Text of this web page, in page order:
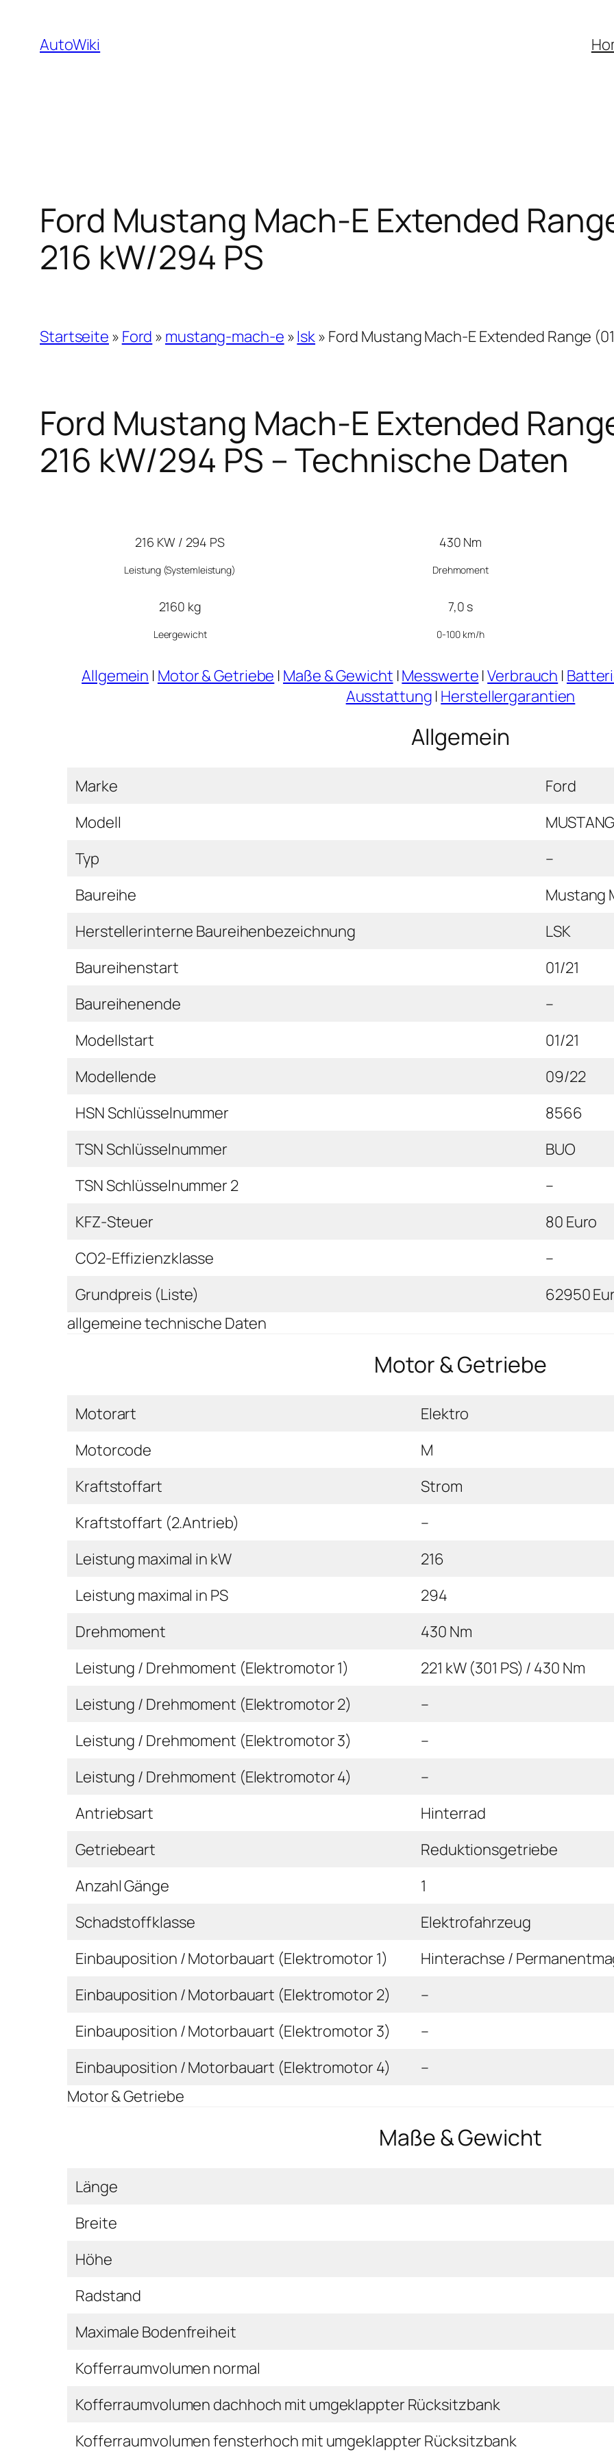
Inhalt
springen
AutoWiki
Ford Mustang Mach-E Extended
216 kW/294 PS
Startseite » Ford » mustang-mach-e »lsk» Ford Mustang Mach-E Extended Range
Ford Mustang Mach-E Extended
216 kW/294 PS – Technische Daten
216 KW / 294 PS
Leistung(Systemleistung)
430 Nm
Drehmoment
2160 kg
Leergewicht
7,0 s
0-100 km/h
Allgemein | Motor & Getriebe | Maße & Gewicht |Messwerte |Verbrauch |
Ausstattung | Herstellergarantien
Allgemein
Marke
Ford
Modell
Typ
–
Baureihe
Mustang
Herstellerinterne Baureihenbezeichnung
LSK
Baureihenstart
01/21
Baureihenende
–
Modellstart
01/21
Modellende
09/22
HSN Schlüsselnummer
8566
TSN Schlüsselnummer
BUO
TSN Schlüsselnummer 2
–
KFZ-Steuer
80 Euro
CO2-Effizienzklasse
–
Grundpreis (Liste)
62950
allgemeine technische Daten
Motor & Getriebe
Motorart
Elektro
Motorcode
M
Kraftstoffart
Strom
Kraftstoffart (2.Antrieb)
–
Leistung maximal in kW
216
Leistung maximal in PS
294
Drehmoment
430 Nm
Leistung / Drehmoment (Elektromotor 1)
221 kW (301 PS) / 430 Nm
Leistung / Drehmoment (Elektromotor 2)
–
Leistung / Drehmoment (Elektromotor 3)
–
Leistung / Drehmoment (Elektromotor 4)
–
Antriebsart
Hinterrad
Getriebeart
Reduktionsgetriebe
Anzahl Gänge
1
Schadstoffklasse
Elektrofahrzeug
Einbauposition / Motorbauart (Elektromotor 1)
Hinterachse /
Einbauposition / Motorbauart (Elektromotor 2)
–
Einbauposition / Motorbauart (Elektromotor 3)
–
Einbauposition / Motorbauart (Elektromotor 4)
–
Motor & Getriebe
Maße & Gewicht
Länge
Breite
Höhe
Radstand
Maximale Bodenfreiheit
Kofferraumvolumen normal
Kofferraumvolumen dachhoch mit umgeklappter Rücksitzbank
Kofferraumvolumen fensterhoch mit umgeklappter Rücksitzbank